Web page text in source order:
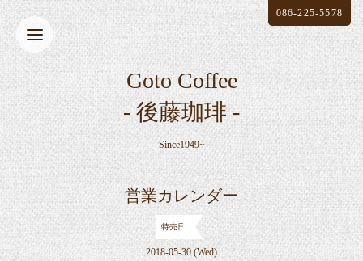
Goto Coffee
- 後藤珈琲 -
Since1949~
086-225-5578
営業カレンダー
特売日
2018-05-30 (Wed)